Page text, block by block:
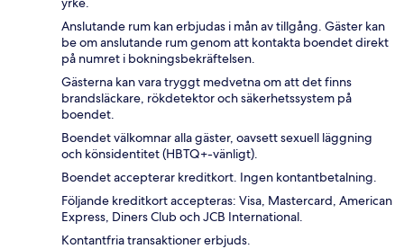
Anslutande rum kan erbjudas i mån av tillgång. Gäster kan
be om anslutande rum genom att kontakta boendet direkt
på numret i bokningsbekräftelsen.
Gästerna kan vara tryggt medvetna om att det finns
brandsläckare, rökdetektor och säkerhetssystem på
boendet.
Boendet välkomnar alla gäster, oavsett sexuell läggning
och könsidentitet (HBTQ+-vänligt).
Boendet accepterar kreditkort. Ingen kontantbetalning.
Följande kreditkort accepteras: Visa, Mastercard, American
Express, Diners Club och JCB International.
Kontantfria transaktioner erbjuds.